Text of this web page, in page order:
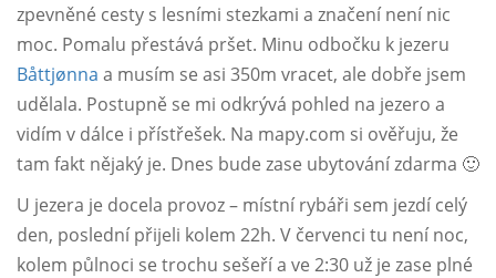
zpevněné cesty s lesními stezkami a značení není nic
moc. Pomalu přestává pršet. Minu odbočku k jezeru
Båttjønna a musím se asi 350m vracet, ale dobře jsem
udělala. Postupně se mi odkrývá pohled na jezero a
vidím v dálce i přístřešek. Na mapy.com si ověřuju, že
tam fakt nějaký je. Dnes bude zase ubytování zdarma 🙂
U jezera je docela provoz – místní rybáři sem jezdí celý
den, poslední přijeli kolem 22h. V červenci tu není noc,
kolem půlnoci se trochu sešeří a ve 2:30 už je zase plné